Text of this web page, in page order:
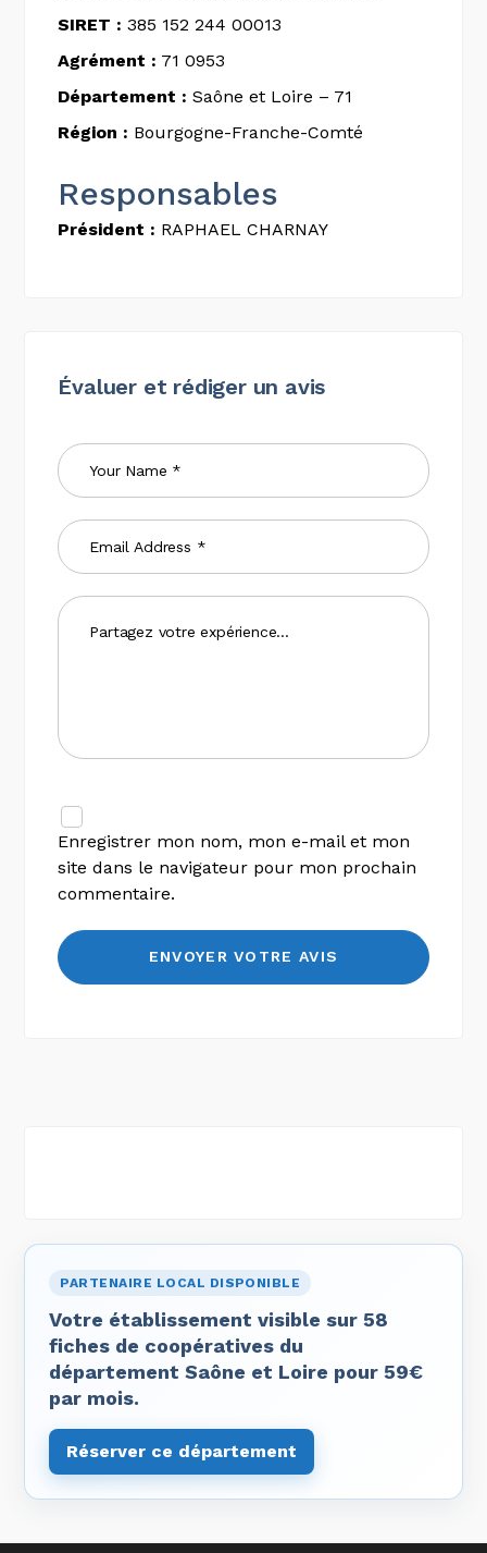
SIRET : 385 152 244 00013
Agrément : 71 0953
Département : Saône et Loire – 71
Région : Bourgogne-Franche-Comté
Responsables
Président : RAPHAEL CHARNAY
Évaluer et rédiger un avis
Enregistrer mon nom, mon e-mail et mon
site dans le navigateur pour mon prochain
commentaire.
PARTENAIRE LOCAL DISPONIBLE
Votre établissement visible sur 58
fiches de coopératives du
département Saône et Loire pour 59€
par mois.
Réserver ce département